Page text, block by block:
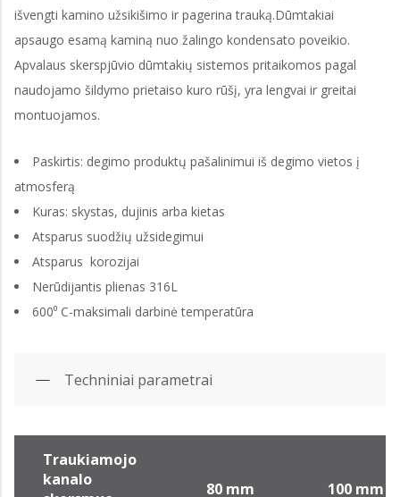
išvengti kamino užsikišimo ir pagerina trauką.Dūmtakiai
apsaugo esamą kaminą nuo žalingo kondensato poveikio.
Apvalaus skerspjūvio dūmtakių sistemos pritaikomos pagal
naudojamo šildymo prietaiso kuro rūšį, yra lengvai ir greitai
montuojamos.
Paskirtis: degimo produktų pašalinimui iš degimo vietos į
atmosferą
Kuras: skystas, dujinis arba kietas
Atsparus suodžių užsidegimui
Atsparus korozijai
Nerūdijantis plienas 316L
600⁰ C-maksimali darbinė temperatūra
Techniniai parametrai
Traukiamojo
kanalo
80 mm 100 mm